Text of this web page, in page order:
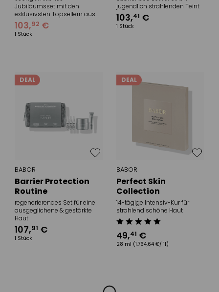
Jubiläumsset mit den
exklusivsten Topsellern aus
dem Hause Babor
103,92 €
1 Stück
jugendlich strahlenden Teint
103,41 €
1 Stück
DEAL
BABOR
Barrier Protection
Routine
regenerierendes Set für eine
ausgeglichene & gestärkte
Haut
107,91 €
1 Stück
DEAL
BABOR
Perfect Skin
Collection
14-tägige Intensiv-Kur für
strahlend schöne Haut
49,41 €
28 ml (1.764,64 €/ 1l)